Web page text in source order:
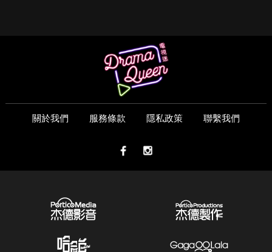
關於我們 服務條款 隱私政策 聯繫我們